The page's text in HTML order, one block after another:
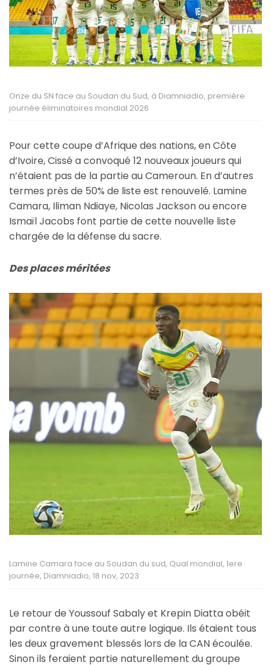
Onze du SN face au Soudan du Sud, à Diamniadio, première
journée éliminatoires mondial 2026
Pour cette coupe d’Afrique des nations, en Côte
d’Ivoire, Cissé a convoqué 12 nouveaux joueurs qui
n’étaient pas de la partie au Cameroun. En d’autres
termes près de 50% de liste est renouvelé. Lamine
Camara, Iliman Ndiaye, Nicolas Jackson ou encore
Ismaïl Jacobs font partie de cette nouvelle liste
chargée de la défense du sacre.
Des places méritées
Lamine Camara face au Soudan du sud, Qual mondial, 1ere
journée, Diamniadio, 18 nov, 2023
Le retour de Youssouf Sabaly et Krepin Diatta obéit
par contre à une toute autre logique. Ils étaient tous
les deux gravement blessés lors de la CAN écoulée.
Sinon ils feraient partie naturellement du groupe